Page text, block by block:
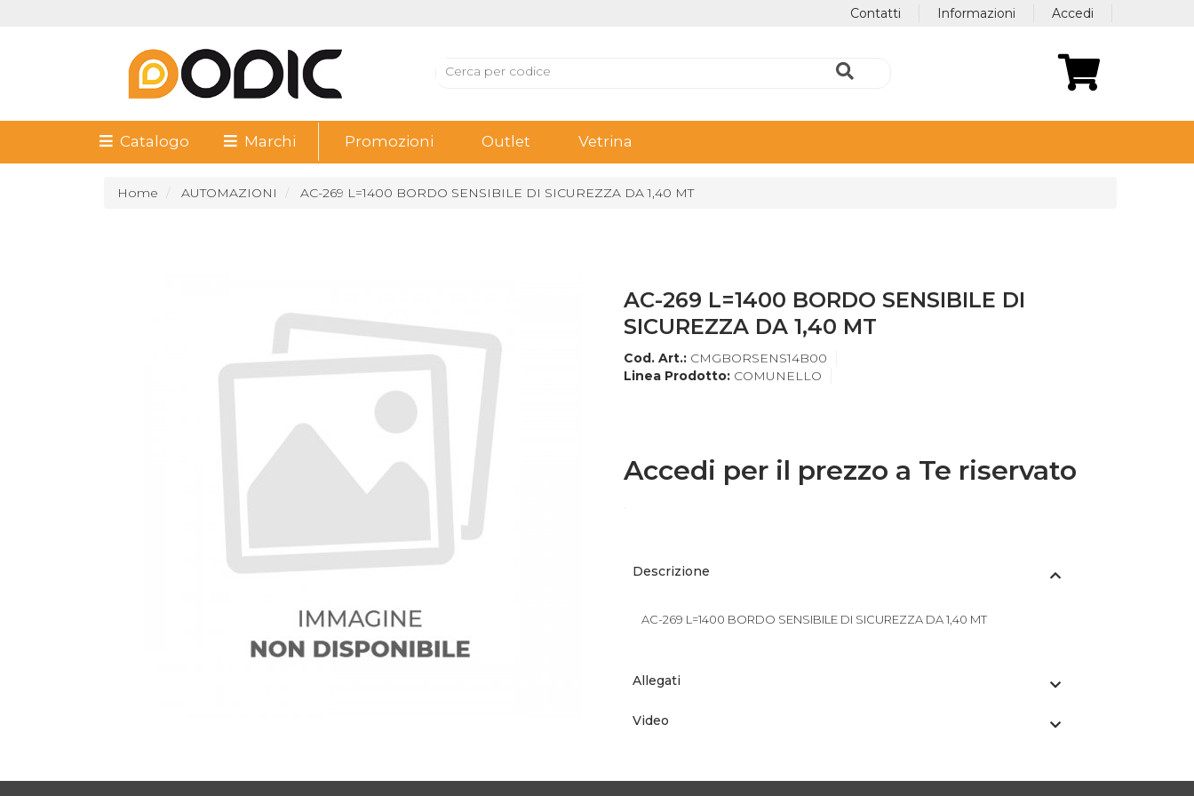
Accedi
Informazioni
Contatti
Catalogo Marchi Promozioni Outlet Vetrina
Home AUTOMAZIONI AC-269 L=1400 BORDO SENSIBILE DI SICUREZZA DA 1,40 MT
AC-269 L=1400 BORDO SENSIBILE DI
SICUREZZA DA 1,40 MT
Cod. Art.: CMGBORSENS14B00
Linea Prodotto: COMUNELLO
Accedi per il prezzo a Te riservato
Descrizione
AC-269 L=1400 BORDO SENSIBILE DI SICUREZZA DA 1,40 MT
Allegati
Video